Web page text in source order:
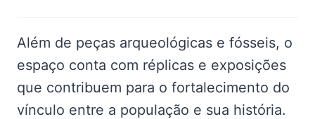
Além de peças arqueológicas e fósseis, o
espaço conta com réplicas e exposições
que contribuem para o fortalecimento do
vínculo entre a população e sua história.